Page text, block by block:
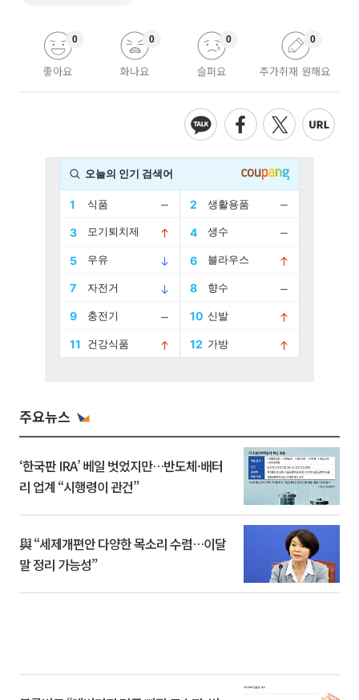
좋아요
0
화나요
0
슬퍼요
0
추가취재 원해요
0
주요뉴스
‘한국판 IRA’ 베일 벗었지만…반도체·배터
리 업계 “시행령이 관건”
與 “세제개편안 다양한 목소리 수렴…이달
말 정리 가능성”